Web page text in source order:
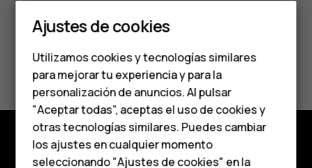
Smartphones
Teléfonos de gama
media
Teléfonos para
personas mayores
¿Te ha parecido útil?
Sí No
Comprar
Ajustes de cookies
Utilizamos cookies y tecnologías similares
para mejorar tu experiencia y para la
personalización de anuncios. Al pulsar
"Aceptar todas", aceptas el uso de cookies y
otras tecnologías similares. Puedes cambiar
los ajustes en cualquier momento
seleccionando "Ajustes de cookies" en la